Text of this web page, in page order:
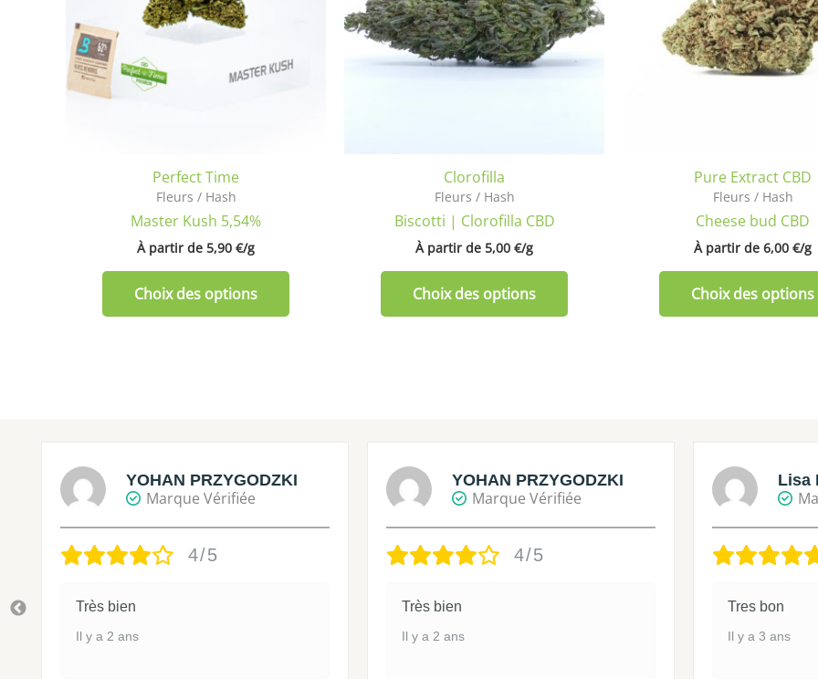
Perfect Time
Fleurs / Hash
Master Kush 5,54%
À partir de 5,90 €/g
Choix des options
peuvent
Clorofilla
Fleurs / Hash
Biscotti | Clorofilla CBD
À partir de 5,00 €/g
Choix des options
Les
options
peuvent
Pure Extract CBD
Fleurs / Hash
Cheese bud CBD
À partir de 6,00 €/g
Choix des options
YOHAN PRZYGODZKI
Marque Vérifiée
4/5
Très bien
Il y a 2 ans
YOHAN PRZYGODZKI
Marque Vérifiée
4/5
Très bien
Il y a 2 ans
Lisa
Tres bon
Il y a 3 ans